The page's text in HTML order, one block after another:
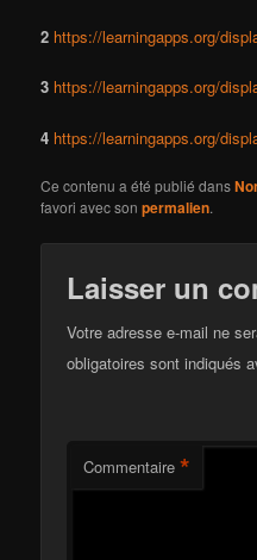
2 https://learningapps.org/
3 https://learningapps.org/
4 https://learningapps.org/
Ce contenu a été publié dans
favori avec sonpermalien.
Laisser un
Votre adresse e-mail ne
obligatoires sont indiqués
Commentaire *